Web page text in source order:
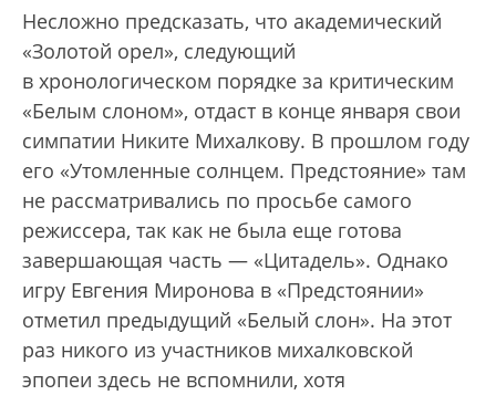
Несложно предсказать, что академический
«Золотой орел», следующий
в хронологическом порядке за критическим
«Белым слоном», отдаст в конце января свои
симпатии Никите Михалкову. В прошлом году
его «Утомленные солнцем. Предстояние» там
не рассматривались по просьбе самого
режиссера, так как не была еще готова
завершающая часть — «Цитадель». Однако
игру Евгения Миронова в «Предстоянии»
отметил предыдущий «Белый слон». На этот
раз никого из участников михалковской
эпопеи здесь не вспомнили, хотя